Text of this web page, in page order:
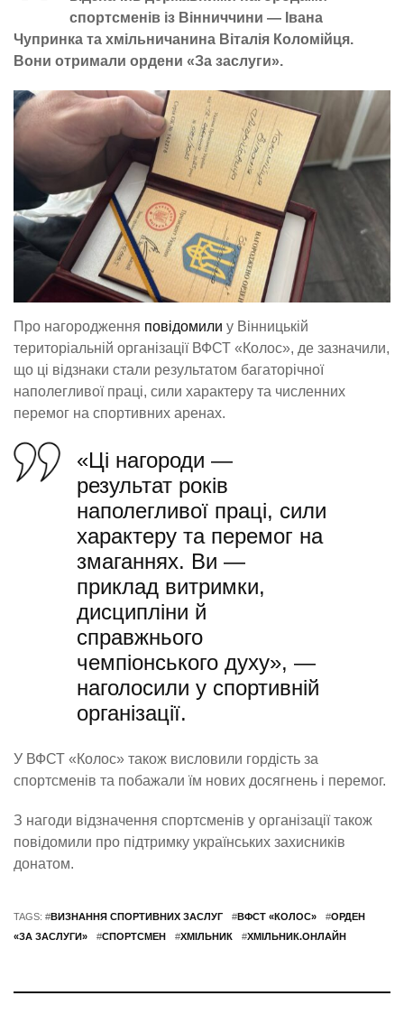
спортсменів із Вінниччини — Івана
Чупринка та хмільничанина Віталія Коломійця.
Вони отримали ордени «За заслуги».
Про нагородження повідомили у Вінницькій
територіальній організації ВФСТ «Колос», де зазначили,
що ці відзнаки стали результатом багаторічної
наполегливої праці, сили характеру та численних
перемог на спортивних аренах.
«Ці нагороди —
результат років
наполегливої праці, сили
характеру та перемог на
змаганнях. Ви —
приклад витримки,
дисципліни й
справжнього
чемпіонського духу», —
наголосили у спортивній
організації.
У ВФСТ «Колос» також висловили гордість за
спортсменів та побажали їм нових досягнень і перемог.
З нагоди відзначення спортсменів у організації також
повідомили про підтримку українських захисників
донатом.
TAGS: #ВИЗНАННЯ СПОРТИВНИХ ЗАСЛУГ #ВФСТ «КОЛОС» #ОРДЕН
«ЗА ЗАСЛУГИ»
#СПОРТСМЕН #ХМІЛЬНИК #ХМІЛЬНИК.ОНЛАЙН